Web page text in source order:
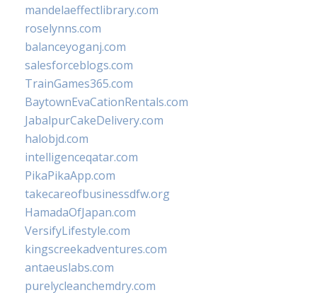
mandelaeffectlibrary.com
roselynns.com
balanceyoganj.com
salesforceblogs.com
TrainGames365.com
BaytownEvaCationRentals.com
JabalpurCakeDelivery.com
halobjd.com
intelligenceqatar.com
PikaPikaApp.com
takecareofbusinessdfw.org
HamadaOfJapan.com
VersifyLifestyle.com
kingscreekadventures.com
antaeuslabs.com
purelycleanchemdry.com